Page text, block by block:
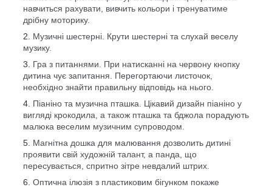
навчиться рахувати, вивчить кольори і тренуватиме
дрібну моторику.
Музичні шестерні. Крути шестерні та слухай веселу
музику.
Гра з питаннями. При натисканні на червону кнопку
дитина чує запитання. Перегортаючи листочок,
необхідно знайти правильну відповідь на нього.
Піаніно та музична пташка. Цікавий дизайн піаніно у
вигляді крокодила, а також пташка та бджола порадують
малюка веселим музичним супроводом.
Магнітна дошка для малювання дозволить дитині
проявити свій художній талант, а панда, що
пересувається, спритно зітре невдалий штрих.
Оптична ілюзія з пластиковим бігунком покаже